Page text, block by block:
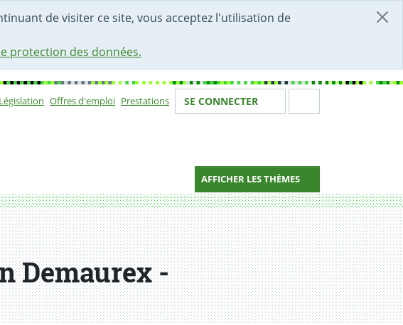
de visiter ce site, vous acceptez l'utilisation de
protection des données.
Législation Offres d'emploi Prestations Votre identité
SE CONNECTER
AFFICHER LES THÈMES
Demaurex -